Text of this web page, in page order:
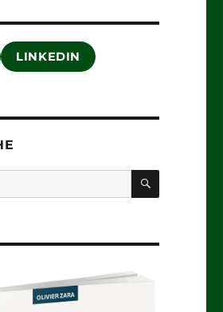
LINKEDIN
SEARCH